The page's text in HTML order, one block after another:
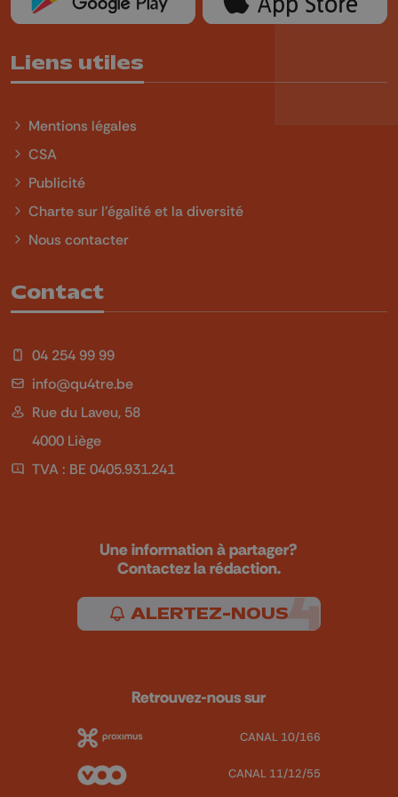
Liens utiles
Mentions légales
CSA
Publicité
Charte sur l'égalité et la diversité
Nous contacter
Contact
04 254 99 99
info@qu4tre.be
Rue du Laveu, 58
4000 Liège
TVA : BE 0405.931.241
Une information à partager?
Contactez la rédaction.
ALERTEZ-NOUS
Retrouvez-nous sur
CANAL 10/166
CANAL 11/12/55